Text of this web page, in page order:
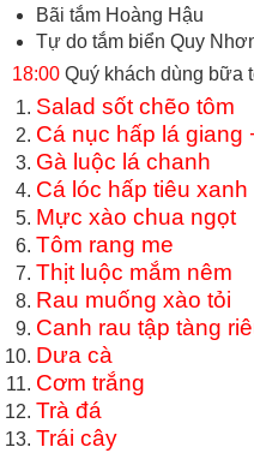
Bãi tắm Hoàng Hậu
Tự do tắm biển Quy
18:00 Quý khách dùng bữa
Salad sốt chẽo tôm
Cá nục hấp lá giang
Gà luộc lá chanh
Cá lóc hấp tiêu xanh
Mực xào chua ngọt
Tôm rang me
Thịt luộc mắm nêm
Rau muống xào tỏi
Canh rau tập tàng
Dưa cà
Cơm trắng
Trà đá
Trái cây